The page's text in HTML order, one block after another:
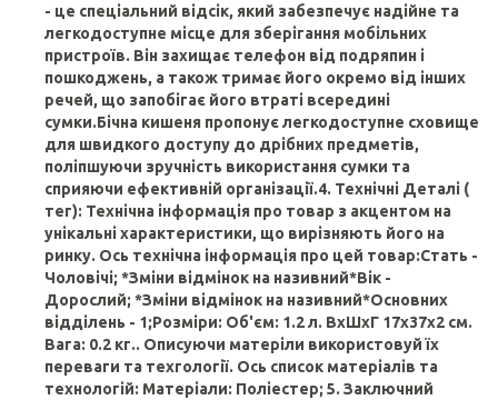
- це спеціальний відсік, який забезпечує надійне та
легкодоступне місце для зберігання мобільних
пристроїв. Він захищає телефон від подряпин і
пошкоджень, а також тримає його окремо від інших
речей, що запобігає його втраті всередині
сумки.Бічна кишеня пропонує легкодоступне сховище
для швидкого доступу до дрібних предметів,
поліпшуючи зручність використання сумки та
сприяючи ефективній організації.4. Технічні Деталі (
тег): Технічна інформація про товар з акцентом на
унікальні характеристики, що вирізняють його на
ринку. Ось технічна інформація про цей товар:Стать -
Чоловічі; *Зміни відмінок на називний*Вік -
Дорослий; *Зміни відмінок на називний*Основних
відділень - 1;Розміри: Об'єм: 1.2 л. ВхШхГ 17х37х2 см.
Вага: 0.2 кг.. Описуючи матеріли використовуй їх
переваги та техгології. Ось список матеріалів та
технологій: Матеріали: Поліестер; 5. Заключний